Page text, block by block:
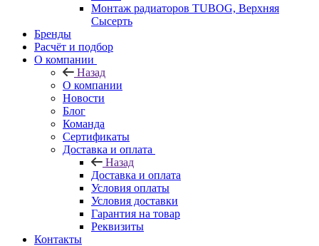
Монтаж радиаторов TUBOG, Верхняя
Сысерть
Бренды
Расчёт и подбор
О компании
Назад
О компании
Новости
Блог
Команда
Сертификаты
Доставка и оплата
Назад
Доставка и оплата
Условия оплаты
Условия доставки
Гарантия на товар
Реквизиты
Контакты